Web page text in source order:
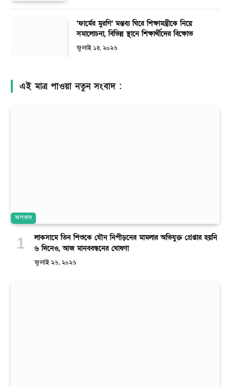
‘ফার্মের মুরগি’ মন্তব্য ঘিরে শিক্ষামন্ত্রীকে নিয়ে
সমালোচনা, বিভিন্ন স্থানে শিক্ষার্থীদের বিক্ষোভ
জুলাই ১৪, ২০২৬
এই মাত্র পাওয়া নতুন সংবাদ :
অপরাধ
লাকসামে তিন শিশুকে যৌন নিপীড়নের মামলার অভিযুক্ত গ্রেপ্তার হয়নি
৬ দিনেও, আজ মানববন্ধনের ঘোষণা
জুলাই ২৬, ২০২৬